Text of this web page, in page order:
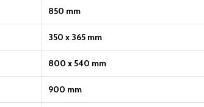
850 mm
350 x 365 mm
800 x 540 mm
900 mm